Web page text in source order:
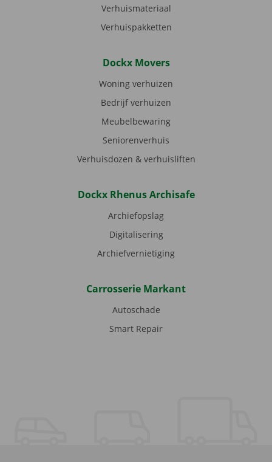
Verhuismateriaal
Verhuispakketten
Dockx Movers
Woning verhuizen
Bedrijf verhuizen
Meubelbewaring
Seniorenverhuis
Verhuisdozen & verhuisliften
Dockx Rhenus Archisafe
Archiefopslag
Digitalisering
Archiefvernietiging
Carrosserie Markant
Autoschade
Smart Repair